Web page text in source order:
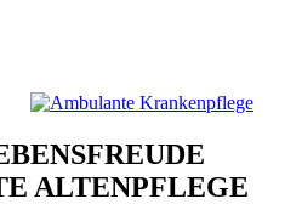
ALTENPFLEGE